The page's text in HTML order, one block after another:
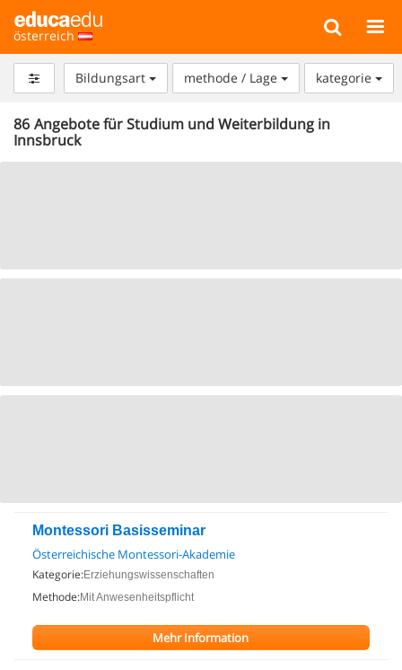
österreich
Bildungsart methode / Lage kategorie
86 Angebote für Studium und Weiterbildung in
Innsbruck
Montessori Basisseminar
Österreichische Montessori-Akademie
Kategorie:Erziehungswissenschaften
Methode:Mit Anwesenheitspflicht
Mehr Information